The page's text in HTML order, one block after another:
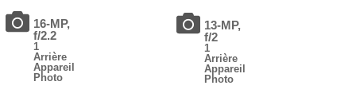
16-MP,
f/2.2
1
Arrière
Appareil
Photo
13-MP,
f/2
1
Arrière
Appareil
Photo